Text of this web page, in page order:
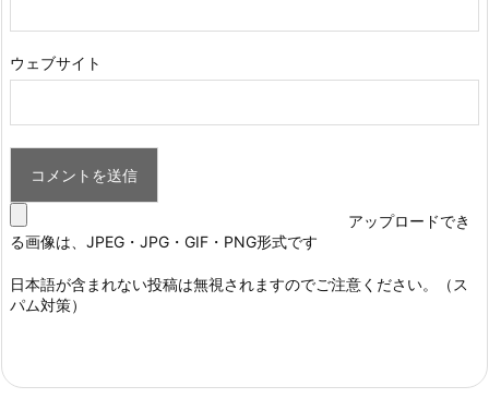
ウェブサイト
アップロードでき
る画像は、JPEG・JPG・GIF・PNG形式です
日本語が含まれない投稿は無視されますのでご注意ください。（ス
パム対策）